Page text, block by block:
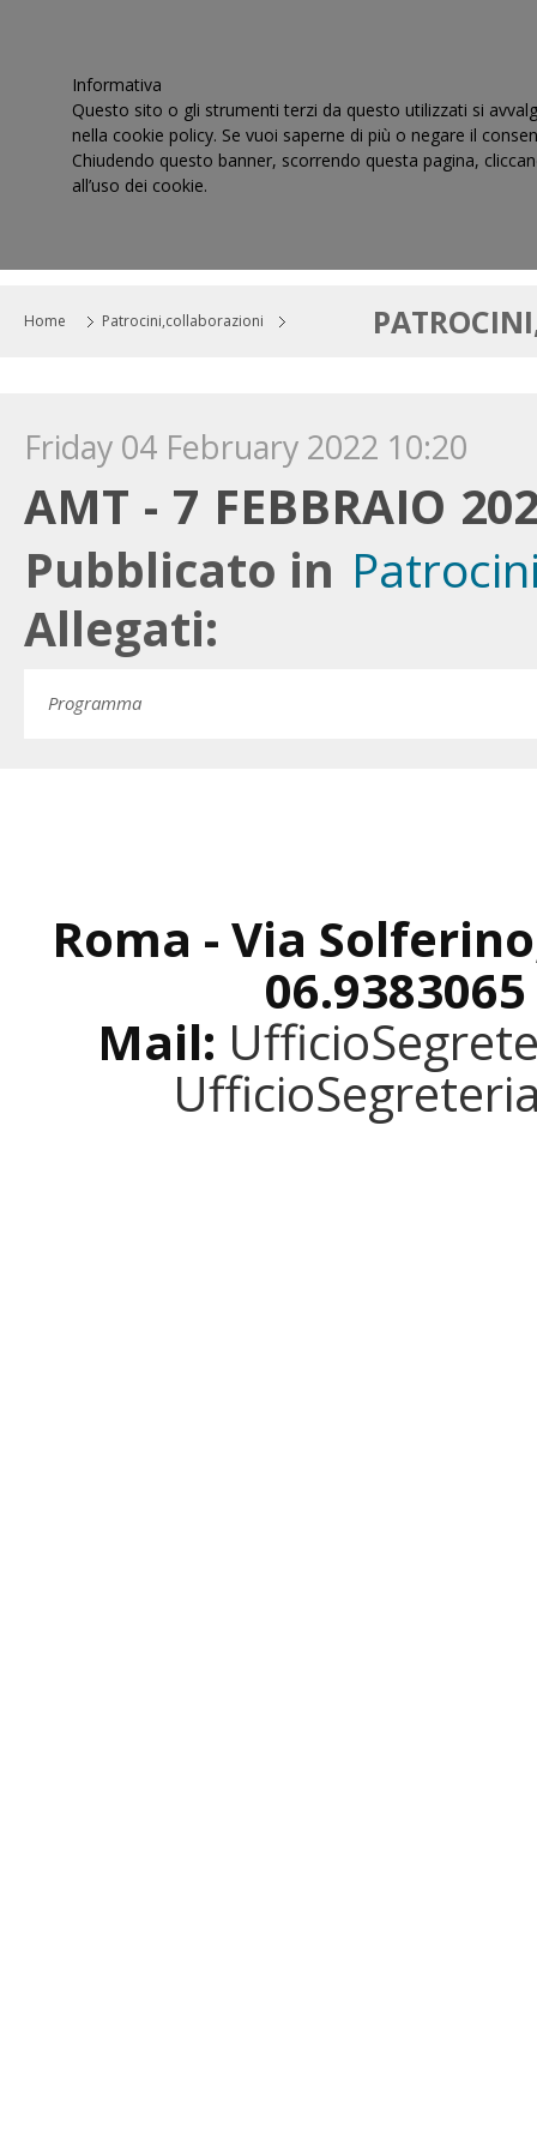
Home Patrocini,collaborazioni
Friday 04 February 2022 10:20
AMT - 7 FEBBRAIO
Pubblicato in
Allegati:
Programma
Roma - Via
Mail:
Informativa
Questo sito o gli strumenti terzi da questo utilizzati si
nella cookie policy. Se vuoi saperne di più o negare il
Chiudendo questo banner, scorrendo questa pagina,
all’uso dei cookie.